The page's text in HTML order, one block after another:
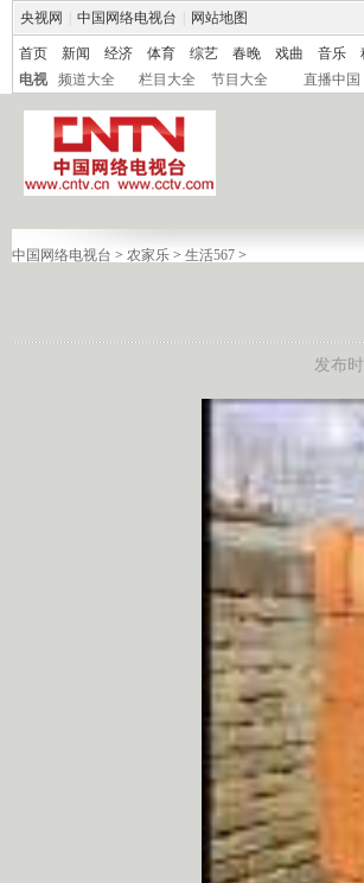
央视网 中国网络电视台 网站地图
首页 新闻 经济 体育 综艺 春晚 戏曲 音乐
电视
频道大全 栏目大全 节目大全 直播中国
中国网络电视台 > 农家乐 > 生活567 >
发布